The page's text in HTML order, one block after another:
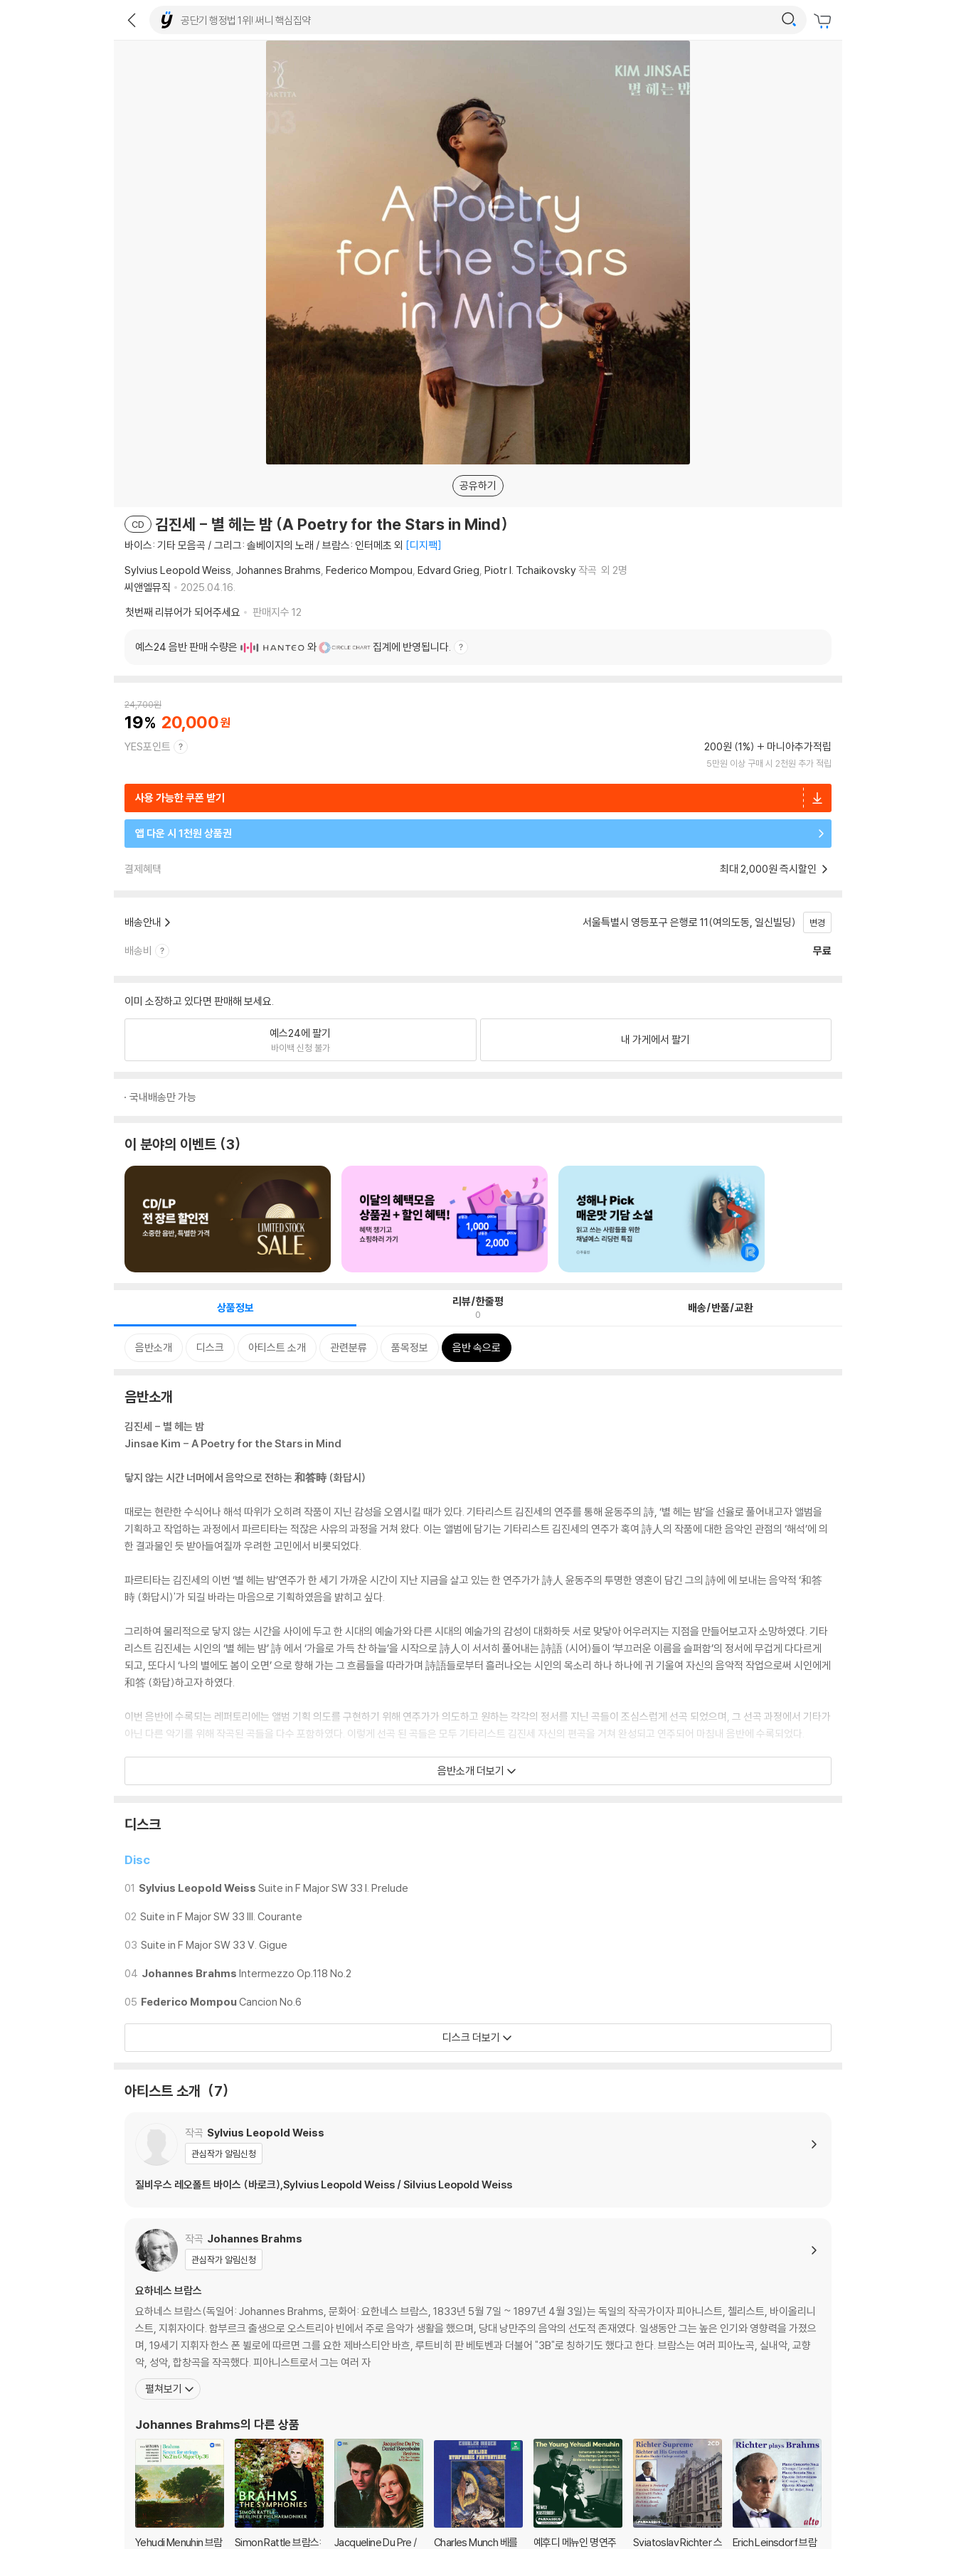
공유하기
CD 김진세 - 별 헤는 밤 (A Poetry for the Stars in Mind)
바이스: 기타 모음곡 / 그리그: 솔베이지의 노래 / 브람스: 인터메초 외
디지팩
Sylvius Leopold Weiss Johannes Brahms Federico Mompou Edvard Grieg Piotr I. Tchaikovsky 작곡 외 2명
씨앤엘뮤직
2025.04.16.
첫번째 리뷰어가 되어주세요
판매지수 12
예스24 음반 판매 수량은 와 집계에 반영됩니다.
24,700원
19 20,000
YES포인트 200원 (1%) 마니아추가적립
5만원 이상 구매 시 2천원 추가 적립
사용 가능한 쿠폰 받기
앱 다운 시 1천원 상품권
결제혜택 최대 2,000원 즉시할인
배송안내 서울특별시 영등포구 은행로 11(여의도동, 일신빌딩) 변경
배송비 무료
이미 소장하고 있다면 판매해 보세요.
예스24에 팔기
바이백 신청 불가
내 가게에서 팔기
국내배송만 가능
이 분야의 이벤트 3
상품정보 리뷰/한줄평
0 배송/반품/교환
음반소개 디스크 아티스트 소개 관련분류 품목정보 음반 속으로
음반소개
김진세 - 별 헤는 밤
Jinsae Kim - A Poetry for the Stars in Mind
닿지 않는 시간 너머에서 음악으로 전하는 和答時 (화답시)
때로는 현란한 수식어나 해석 따위가 오히려 작품이 지닌 감성을 오염시킬 때가 있다. 기타리스트 김진세의 연주를 통해 윤동주의 詩, ‘별 헤는 밤’을 선율로 풀어내고자 앨범을
기획하고 작업하는 과정에서 파르티타는 적잖은 사유의 과정을 거쳐 왔다. 이는 앨범에 담기는 기타리스트 김진세의 연주가 혹여 詩人의 작품에 대한 음악인 관점의 ‘해석’에 의
한 결과물인 듯 받아들여질까 우려한 고민에서 비롯되었다.
파르티타는 김진세의 이번 ‘별 헤는 밤’연주가 한 세기 가까운 시간이 지난 지금을 살고 있는 한 연주가가 詩人 윤동주의 투명한 영혼이 담긴 그의 詩에 에 보내는 음악적 ‘和答
時 (화답시)'가 되길 바라는 마음으로 기획하였음을 밝히고 싶다.
그리하여 물리적으로 닿지 않는 시간을 사이에 두고 한 시대의 예술가와 다른 시대의 예술가의 감성이 대화하듯 서로 맞닿아 어우러지는 지점을 만들어보고자 소망하였다. 기타
리스트 김진세는 시인의 ‘별 헤는 밤’ 詩 에서 ‘가을로 가득 찬 하늘’을 시작으로 詩人이 서서히 풀어내는 詩語 (시어)들이 ‘부끄러운 이름을 슬퍼함’의 정서에 무겁게 다다르게
되고, 또다시 ‘나의 별에도 봄이 오면’ 으로 향해 가는 그 흐름들을 따라가며 詩語들로부터 흘러나오는 시인의 목소리 하나 하나에 귀 기울여 자신의 음악적 작업으로써 시인에게
和答 (화답)하고자 하였다.
이번 음반에 수록되는 레퍼토리에는 앨범 기획 의도를 구현하기 위해 연주가가 의도하고 원하는 각각의 정서를 지닌 곡들이 조심스럽게 선곡 되었으며, 그 선곡 과정에서 기타가
아닌 다른 악기를 위해 작곡된 곡들을 다수 포함하였다. 이렇게 선곡 된 곡들은 모두 기타리스트 김진세 자신의 편곡을 거쳐 완성되고 연주되어 마침내 음반에 수록되었다.
파르티타는 본 연주가 가지는 특유의 감성을 충분히 표현하기 위해서 음원의 녹음을 위한 악기의 선택에 있어 매우 신중함을 기하였다. 기타리스트 김진세와의 많은 대화와 소통
을 거친 끝에, 기타 음색의 바디감(중량감)과 입체감, 그리고 소리의 여운을 증폭시킴으로써 음악의 전반적인 깊이와 무게감, 그리고 동시에 서정성을 더하고자 11현 바로크 류
내어 볼 수 있는 순간을 선사할 수 있기를 바랄 뿐이다.
음반소개 더보기
디스크
Disc
01 Sylvius Leopold Weiss Suite in F Major SW 33 I. Prelude
02 Suite in F Major SW 33 III. Courante
03 Suite in F Major SW 33 V. Gigue
04 Johannes Brahms Intermezzo Op.118 No.2
05 Federico MompouCancion No.6
디스크 더보기
아티스트 소개 7
작곡 Sylvius Leopold Weiss
관심작가 알림신청
질비우스 레오폴트 바이스 (바로크),Sylvius Leopold Weiss / Silvius Leopold Weiss
작곡 Johannes Brahms
관심작가 알림신청
요하네스 브람스
요하네스 브람스(독일어: Johannes Brahms, 문화어: 요한네스 브람스, 1833년 5월 7일 ~ 1897년 4월 3일)는 독일의 작곡가이자 피아니스트, 첼리스트, 바이올리니
스트, 지휘자이다. 함부르크 출생으로 오스트리아 빈에서 주로 음악가 생활을 했으며, 당대 낭만주의 음악의 선도적 존재였다. 일생동안 그는 높은 인기와 영향력을 가졌으
며, 19세기 지휘자 한스 폰 뷜로에 따르면 그를 요한 제바스티안 바흐, 루트비히 판 베토벤과 더불어 "3B"로 칭하기도 했다고 한다. 브람스는 여러 피아노곡, 실내악, 교향
악, 성악, 합창곡을 작곡했다. 피아니스트로서 그는 여러 자
펼쳐보기
Johannes Brahms의 다른 상품
Yehudi Menuhin 브람 Simon Rattle 브람스: Jacqueline Du Pre / Charles Munch 베를 예후디 메뉴인 명연주 Sviatoslav Richter 스 Erich Leinsdorf 브람